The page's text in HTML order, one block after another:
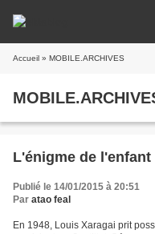
Accueil » MOBILE.ARCHIVES
L'énigme de
Publié le 14/01/2015 à 20:51
Par atao feal
En 1948, Louis Xaragai prit